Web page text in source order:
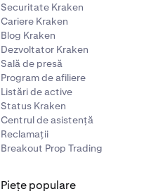
Securitate Kraken
Cariere Kraken
Blog Kraken
Dezvoltator Kraken
Sală de presă
Program de afiliere
Listări de active
Status Kraken
Centrul de asistență
Reclamații
Breakout Prop Trading
Piețe populare